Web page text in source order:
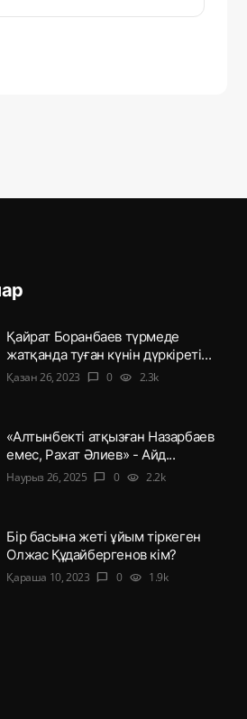
Қайрат Боранбаев түрмеде
жатқанда туған күнін дүркіреті...
Қазан 26, 2023 chat_bubble 0 visibility 2.3k
«Алтынбекті атқызған Назарбаев
емес, Рахат Әлиев» - Айд...
Наурыз 26, 2025 chat_bubble 0 visibility 2.2k
Бір басына жеті ұйым тіркеген
Олжас Құдайбергенов кім?
Қараша 10, 2023 chat_bubble 0 visibility 1.9k